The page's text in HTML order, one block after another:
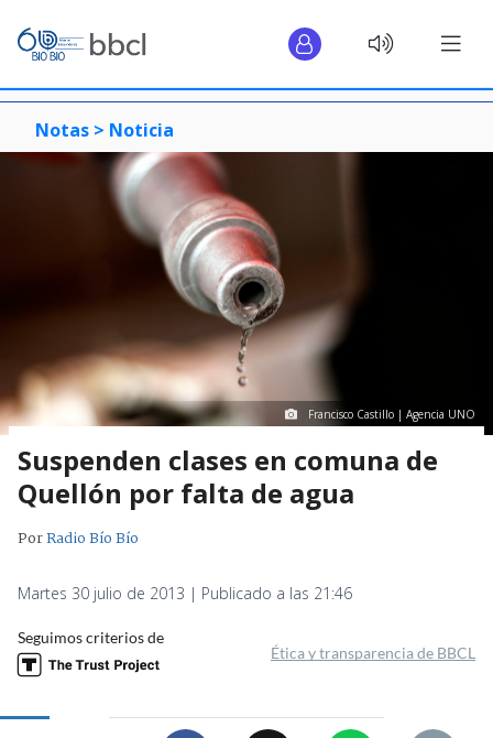
Notas > Noticia
Francisco Castillo | Agencia UNO
Suspenden clases en comuna de
Quellón por falta de agua
PorRadio Bío Bío
Martes 30 julio de 2013 | Publicado a las 21:46
Seguimos criterios de
Ética y transparencia de BBCL